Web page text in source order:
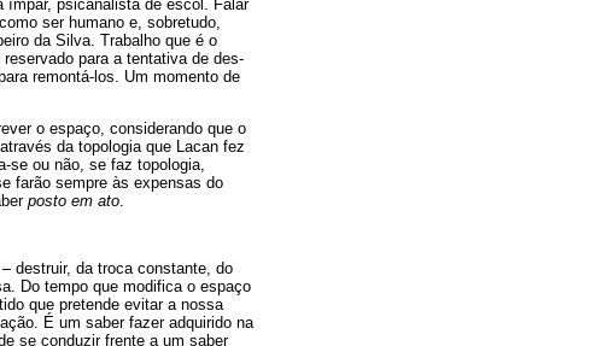
ímpar, psicanalista de escol. Falar
ser humano e, sobretudo,
da Silva. Trabalho que é o
para a tentativa de des-
remontá-los. Um momento de
o espaço, considerando que o
da topologia que Lacan fez
se ou não, se faz topologia,
farão sempre às expensas do
posto em ato
destruir, da troca constante, do
Do tempo que modifica o espaço
que pretende evitar a nossa
É um saber fazer adquirido na
se conduzir frente a um saber